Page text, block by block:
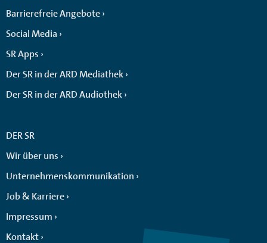
Barrierefreie Angebote
Social Media
SR Apps
Der SR in der ARD Mediathek
Der SR in der ARD Audiothek
DER SR
Wir über uns
Unternehmenskommunikation
Job & Karriere
Impressum
Kontakt